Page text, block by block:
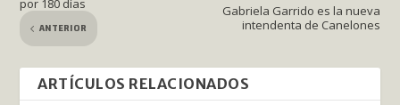
por 180 días
ANTERIOR
Gabriela Garrido es la nueva
intendenta de Canelones
ARTÍCULOS RELACIONADOS